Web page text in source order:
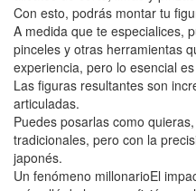
Con esto, podrás montar tu
A medida que te especialices,
pinceles y otras herramientas
experiencia, pero lo esencial
Las figuras resultantes son
articuladas.
Puedes posarlas como
tradicionales, pero con la
japonés.
Un fenómeno millonarioEl